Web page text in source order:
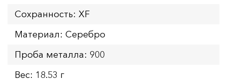
Сохранность: XF
Материал: Серебро
Проба металла: 900
Вес: 18.53 г